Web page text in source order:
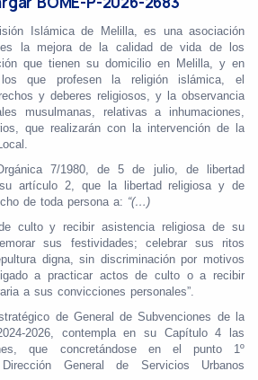
Islámica de Melilla, es una asociación
la mejora de la calidad de vida de los
que tienen su domicilio en Melilla, y en
que profesen la religión islámica, el
y deberes religiosos, y la observancia
musulmanas, relativas a inhumaciones,
que realizarán con la intervención de la
7/1980, de 5 de julio, de libertad
artículo 2, que la libertad religiosa y de
de toda persona a: “(…)
culto y recibir asistencia religiosa de su
sus festividades; celebrar sus ritos
digna, sin discriminación por motivos
a practicar actos de culto o a recibir
a sus convicciones personales”.
de General de Subvenciones de la
2026, contempla en su Capítulo 4 las
que concretándose en el punto 1º
General de Servicios Urbanos